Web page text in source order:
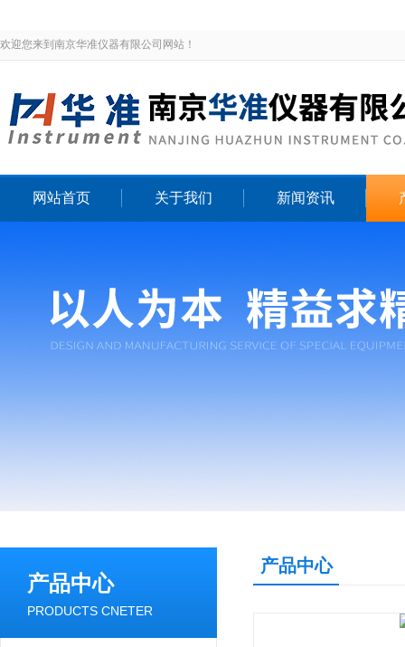
欢迎您来到南京华准仪器有限公司网站！
网站首页 关于我们 新闻资讯
产品中心
PRODUCTS CNETER
产品中心